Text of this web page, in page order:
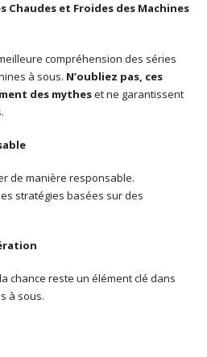
Chaudes et Froides des Machines
compréhension des séries
à sous. N’oubliez pas, ces
des mytheset ne garantissent
de manière responsable.
stratégies basées sur des
chance reste un élément clé dans
à sous.